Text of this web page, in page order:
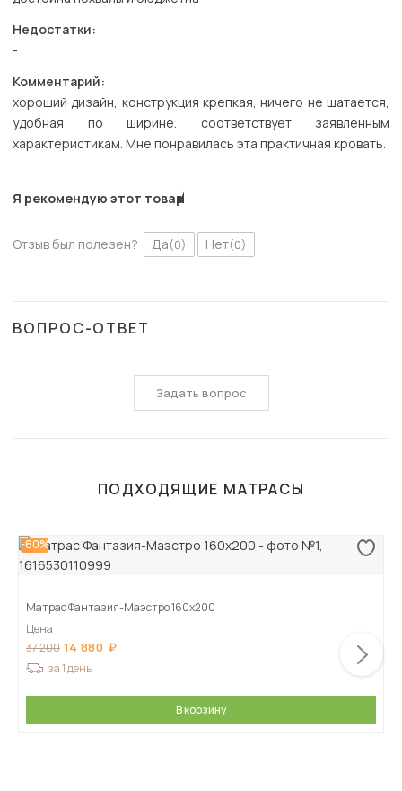
Недостатки:
-
Комментарий:
хороший дизайн, конструкция крепкая, ничего не шатается,
удобная по ширине. соответствует заявленным
характеристикам. Мне понравилась эта практичная кровать.
Я рекомендую этот товар
Отзыв был полезен? Да(0) Нет(0)
ВОПРОС-ОТВЕТ
Задать вопрос
ПОДХОДЯЩИЕ МАТРАСЫ
-60%
Матрас Фантазия-Маэстро 160х200
Цена
37 200 14 880
за 1 день
В корзину